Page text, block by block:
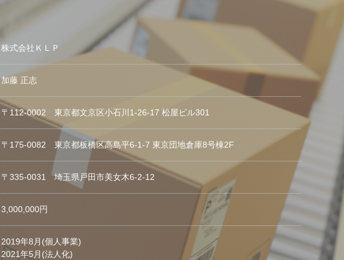
株式会社ＫＬＰ
加藤 正志
〒112-0002 東京都文京区小石川1-26-17 松屋ビル301
〒175-0082 東京都板橋区高島平6-1-7 東京団地倉庫8号棟2F
〒335-0031 埼玉県戸田市美女木6-2-12
3,000,000円
2019年8月(個人事業)
2021年5月(法人化)